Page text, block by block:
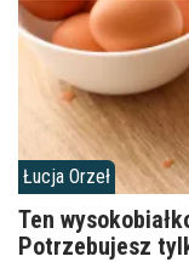
Łucja Orzeł
Ten
Potrzebujesz